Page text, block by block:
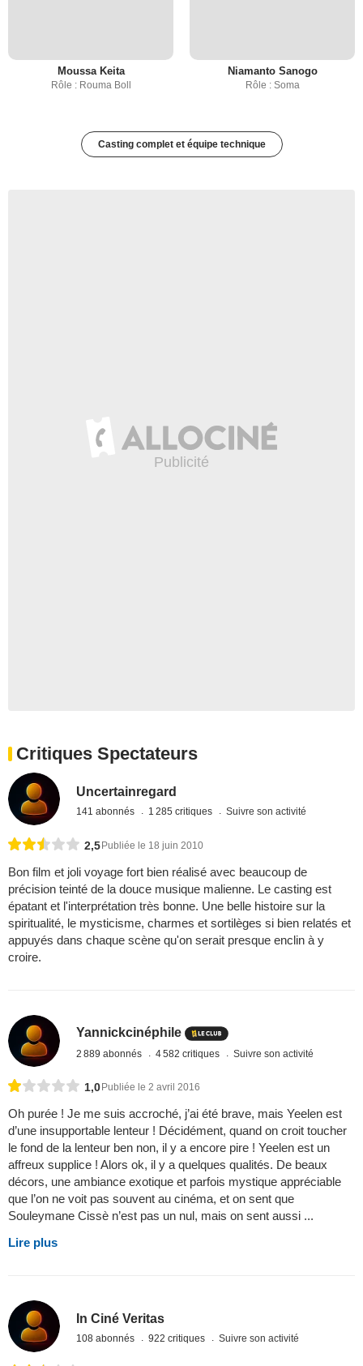
Moussa Keita
Rôle : Rouma Boll
Niamanto Sanogo
Rôle : Soma
Casting complet et équipe technique
Critiques Spectateurs
Uncertainregard
141 abonnés 1 285 critiques Suivre son activité
2,5Publiée le 18 juin 2010
Bon film et joli voyage fort bien réalisé avec beaucoup de
précision teinté de la douce musique malienne. Le casting est
épatant et l'interprétation très bonne. Une belle histoire sur la
spiritualité, le mysticisme, charmes et sortilèges si bien relatés et
appuyés dans chaque scène qu'on serait presque enclin à y
croire.
Yannickcinéphile
2 889 abonnés 4 582 critiques Suivre son activité
1,0Publiée le 2 avril 2016
Oh purée ! Je me suis accroché, j’ai été brave, mais Yeelen est
d’une insupportable lenteur ! Décidément, quand on croit toucher
le fond de la lenteur ben non, il y a encore pire ! Yeelen est un
affreux supplice ! Alors ok, il y a quelques qualités. De beaux
décors, une ambiance exotique et parfois mystique appréciable
que l’on ne voit pas souvent au cinéma, et on sent que
Souleymane Cissè n’est pas un nul, mais on sent aussi ...
Lire plus
In Ciné Veritas
108 abonnés 922 critiques Suivre son activité